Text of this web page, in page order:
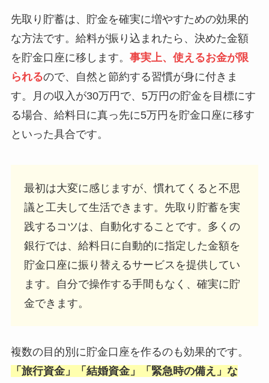
先取り貯蓄は、貯金を確実に増やすための効果的
な方法です。給料が振り込まれたら、決めた金額
を貯金口座に移します。 事実上、使えるお金が限
られるので、自然と節約する習慣が身に付きま
す。月の収入が30万円で、5万円の貯金を目標にす
る場合、給料日に真っ先に5万円を貯金口座に移す
といった具合です。
最初は大変に感じますが、慣れてくると不思
議と工夫して生活できます。先取り貯蓄を実
践するコツは、自動化することです。多くの
銀行では、給料日に自動的に指定した金額を
貯金口座に振り替えるサービスを提供してい
ます。自分で操作する手間もなく、確実に貯
金できます。
複数の目的別に貯金口座を作るのも効果的です。
「旅行資金」「結婚資金」「緊急時の備え」な